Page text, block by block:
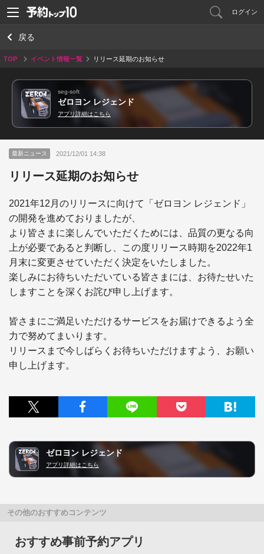
ログイン
戻る
TOP イベント情報一覧 リリース延期のお知らせ
seg-soft
ゼロヨン レジェンド
アプリ詳細はこちら
最新ニュース 2021/12/01 14:38
リリース延期のお知らせ
2021年12月のリリースに向けて「ゼロヨン レジェンド」
の開発を進めておりましたが、
より皆さまに楽しんでいただくためには、品質の更なる向
上が必要であると判断し、この度リリース時期を2022年1
月末に変更させていただく決定をいたしました。
楽しみにお待ちいただいている皆さまには、お待たせいた
しますことを深くお詫び申し上げます。
皆さまにご満足いただけるサービスをお届けできるよう全
力で努めてまいります。
リリースまで今しばらくお待ちいただけますよう、お願い
ゼロヨン レジェンド
アプリ詳細はこちら
その他のおすすめコンテンツ
おすすめ事前予約アプリ